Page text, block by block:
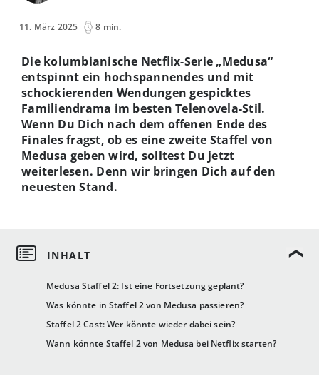
11. März 2025 8 min.
Medusa Staffel 2: Ist eine Fortsetzung geplant?
Was könnte in Staffel 2 von Medusa passieren?
Staffel 2 Cast: Wer könnte wieder dabei sein?
Wann könnte Staffel 2 von Medusa bei Netflix starten?
Die kolumbianische Netflix-Serie „Medusa“
entspinnt ein hochspannendes und mit
schockierenden Wendungen gespicktes
Familiendrama im besten Telenovela-Stil.
Wenn Du Dich nach dem offenen Ende des
Finales fragst, ob es eine zweite Staffel von
Medusa geben wird, solltest Du jetzt
weiterlesen. Denn wir bringen Dich auf den
neuesten Stand.